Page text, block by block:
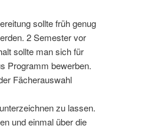
sollte früh genug
2 Semester vor
sollte man sich für
Programm bewerben.
Fächerauswahl
zu lassen.
und einmal über die